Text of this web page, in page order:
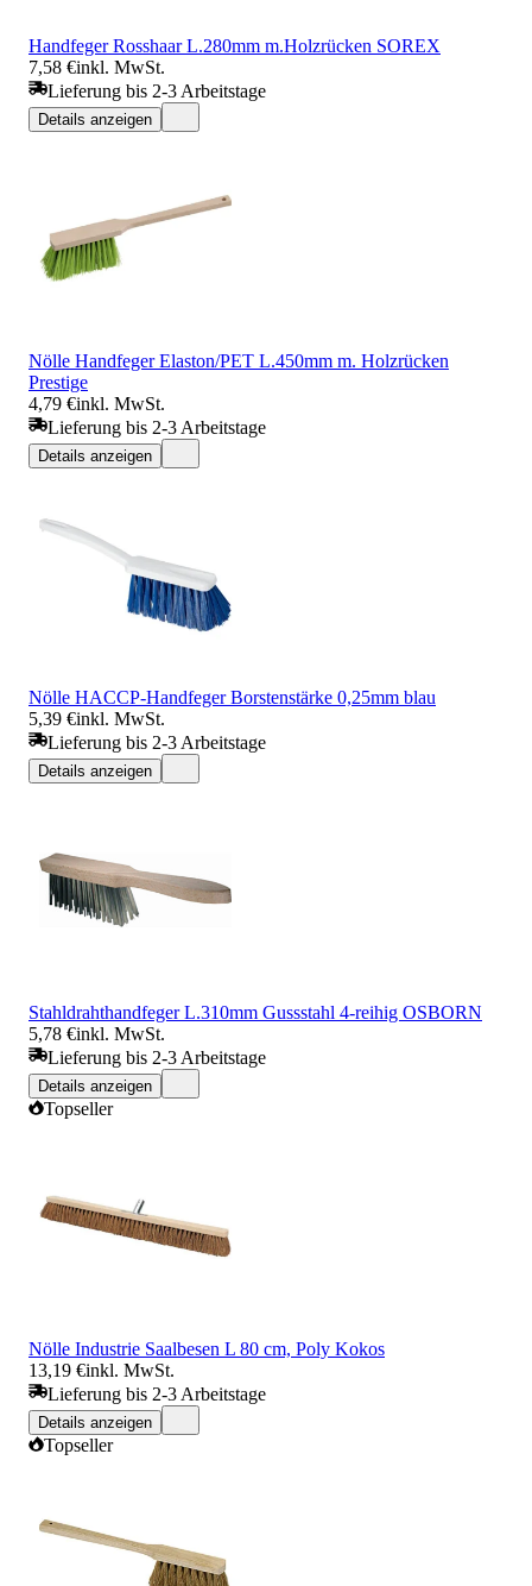
Handfeger Rosshaar L.280mm m.Holzrücken SOREX
7,58 €inkl. MwSt.
Lieferung bis 2-3 Arbeitstage
Details anzeigen
Nölle Handfeger Elaston/PET L.450mm m. Holzrücken
Prestige
4,79 €inkl. MwSt.
Lieferung bis 2-3 Arbeitstage
Details anzeigen
Nölle HACCP-Handfeger Borstenstärke 0,25mm blau
5,39 €inkl. MwSt.
Lieferung bis 2-3 Arbeitstage
Details anzeigen
Stahldrahthandfeger L.310mm Gussstahl 4-reihig OSBORN
5,78 €inkl. MwSt.
Lieferung bis 2-3 Arbeitstage
Details anzeigen
Topseller
Nölle Industrie Saalbesen L 80 cm, Poly Kokos
13,19 €inkl. MwSt.
Lieferung bis 2-3 Arbeitstage
Details anzeigen
Topseller